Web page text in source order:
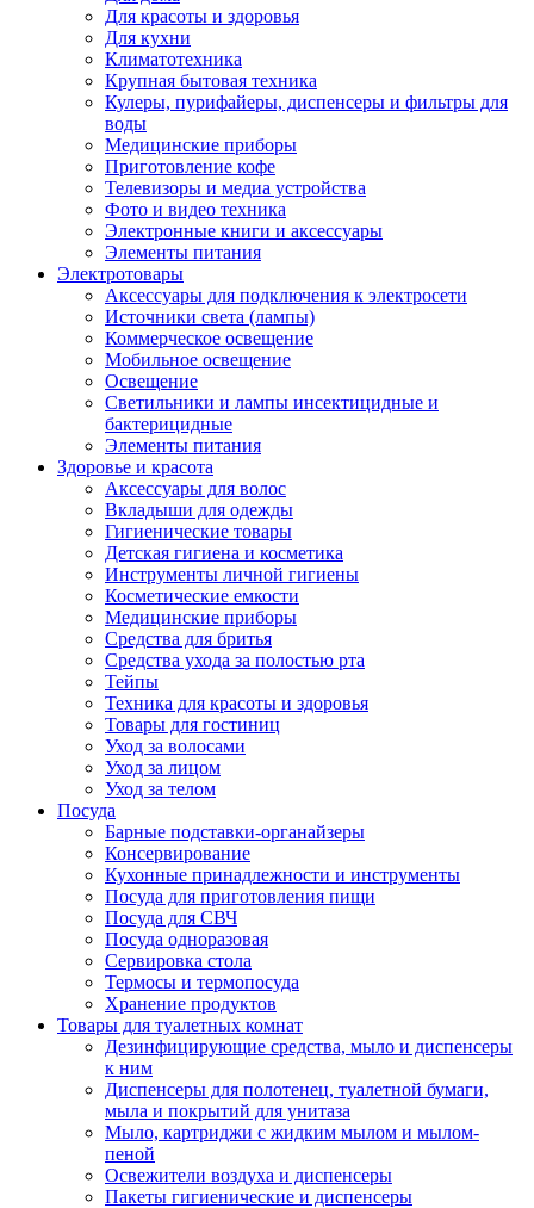
Для красоты и здоровья
Для кухни
Климатотехника
Крупная бытовая техника
Кулеры, пурифайеры, диспенсеры и фильтры для
воды
Медицинские приборы
Приготовление кофе
Телевизоры и медиа устройства
Фото и видео техника
Электронные книги и аксессуары
Элементы питания
Электротовары
Аксессуары для подключения к электросети
Источники света (лампы)
Коммерческое освещение
Мобильное освещение
Освещение
Светильники и лампы инсектицидные и
бактерицидные
Элементы питания
Здоровье и красота
Аксессуары для волос
Вкладыши для одежды
Гигиенические товары
Детская гигиена и косметика
Инструменты личной гигиены
Косметические емкости
Медицинские приборы
Средства для бритья
Средства ухода за полостью рта
Тейпы
Техника для красоты и здоровья
Товары для гостиниц
Уход за волосами
Уход за лицом
Уход за телом
Посуда
Барные подставки-органайзеры
Консервирование
Кухонные принадлежности и инструменты
Посуда для приготовления пищи
Посуда для СВЧ
Посуда одноразовая
Сервировка стола
Термосы и термопосуда
Хранение продуктов
Товары для туалетных комнат
Дезинфицирующие средства, мыло и диспенсеры
к ним
Диспенсеры для полотенец, туалетной бумаги,
мыла и покрытий для унитаза
Мыло, картриджи с жидким мылом и мылом-
пеной
Освежители воздуха и диспенсеры
Пакеты гигиенические и диспенсеры